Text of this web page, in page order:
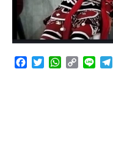
FacebookTwitterWhatsApp
Copy
Line